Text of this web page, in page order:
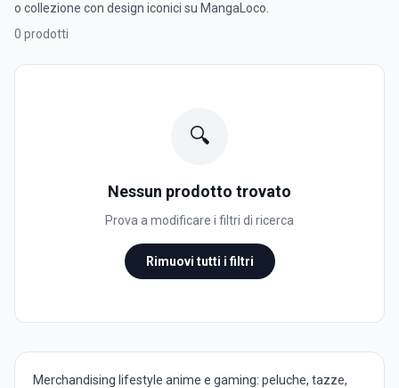
o collezione con design iconici su MangaLoco.
0 prodotti
🔍
Nessun prodotto trovato
Prova a modificare i filtri di ricerca
Rimuovi tutti i filtri
Merchandising lifestyle anime e gaming: peluche, tazze,